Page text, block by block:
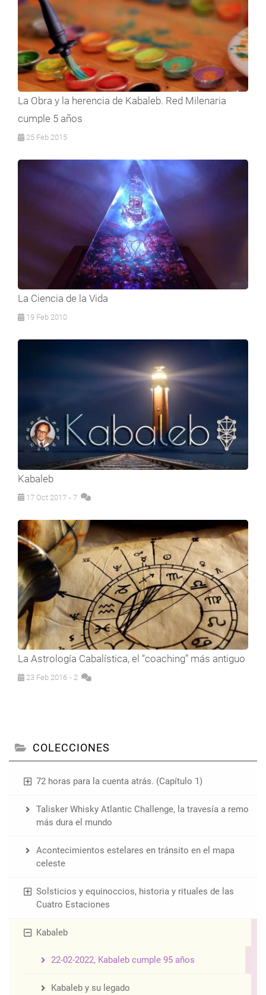
La Obra y la herencia de Kabaleb. Red Milenaria
cumple 5 años
25 Feb 2015
La Ciencia de la Vida
19 Feb 2010
Kabaleb
17 Oct 2017 - 7
La Astrología Cabalística, el “coaching” más antiguo
23 Feb 2016 - 2
COLECCIONES
72 horas para la cuenta atrás. (Capítulo 1)
Talisker Whisky Atlantic Challenge, la travesía a remo
más dura el mundo
Acontecimientos estelares en tránsito en el mapa
celeste
Solsticios y equinoccios, historia y rituales de las
Cuatro Estaciones
Kabaleb
22-02-2022, Kabaleb cumple 95 años
Kabaleb y su legado